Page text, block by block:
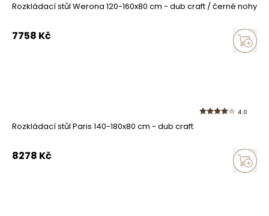
Rozkládací stůl Werona 120-160x80 cm - dub craft / černé nohy
7758 Kč
4.0
Rozkládací stůl Paris 140-180x80 cm - dub craft
8278 Kč